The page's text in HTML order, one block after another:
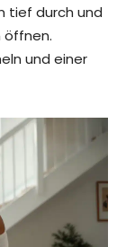
tief durch und
öffnen.
und einer